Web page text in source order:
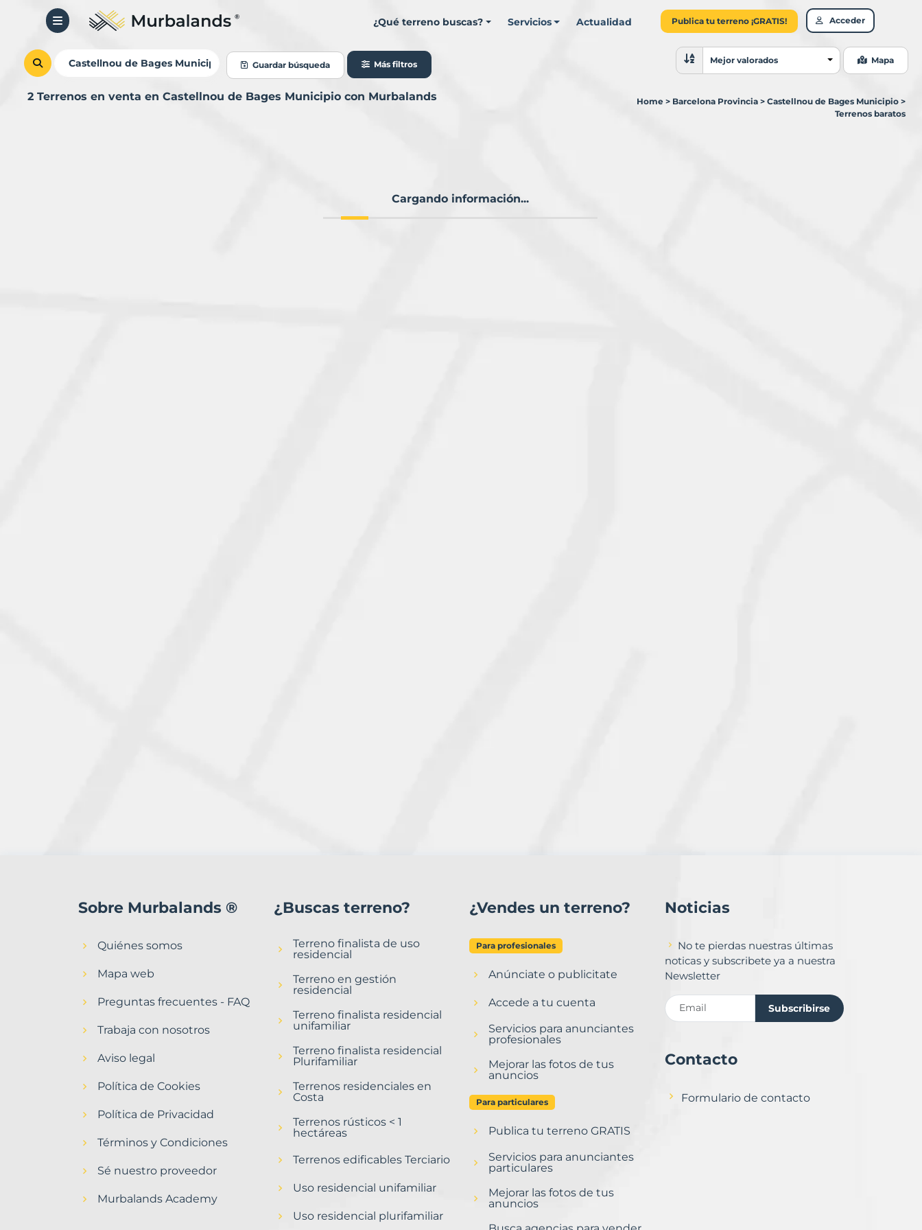
¿Qué terreno buscas? Servicios Actualidad Publica tu terreno ¡GRATIS! Acceder
Guardar búsqueda Más filtros
Ordenar resultados
Mejor valorados Mapa
2 Terrenos en venta en Castellnou de Bages Municipio con Murbalands Home > Barcelona Provincia > Castellnou de Bages Municipio >
Terrenos baratos
Cargando información...
Castellnou
Murbalands
Sobre Murbalands ®
Quiénes somos
Mapa web
Preguntas frecuentes - FAQ
Trabaja con nosotros
Aviso legal
Política de Cookies
Política de Privacidad
Términos y Condiciones
Sé nuestro proveedor
Murbalands Academy
¿Buscas terreno?
Terreno finalista de uso
residencial
Terreno en gestión
residencial
Terreno finalista residencial
unifamiliar
Terreno finalista residencial
Plurifamiliar
Terrenos residenciales en
Costa
Terrenos rústicos < 1
hectáreas
Terrenos edificables Terciario
Uso residencial unifamiliar
Uso residencial plurifamiliar
¿Vendes un terreno?
Para profesionales
Anúnciate o publicitate
Accede a tu cuenta
Servicios para anunciantes
profesionales
Mejorar las fotos de tus
anuncios
Para particulares
Publica tu terreno GRATIS
Servicios para anunciantes
particulares
Mejorar las fotos de tus
anuncios
Noticias
No te pierdas nuestras últimas
noticas y subscribete ya a nuestra
Newsletter
Subscribirse
Contacto
Formulario de contacto